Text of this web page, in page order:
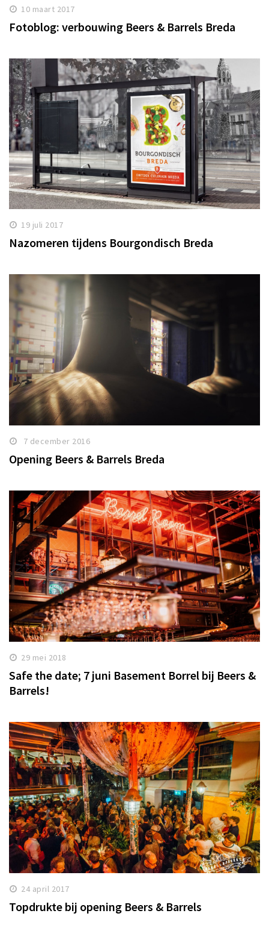
10 maart 2017
Fotoblog: verbouwing Beers & Barrels Breda
19 juli 2017
Nazomeren tijdens Bourgondisch Breda
7 december 2016
Opening Beers & Barrels Breda
29 mei 2018
Safe the date; 7 juni Basement Borrel bij Beers &
Barrels!
24 april 2017
Topdrukte bij opening Beers & Barrels